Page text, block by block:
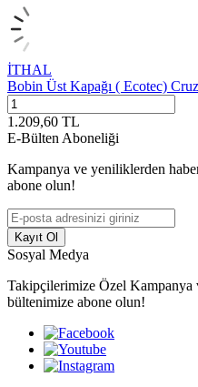
İTHAL
Bobin Üst Kapağı ( Ecotec)
1.209,60 TL
E-Bülten Aboneliği
Kampanya ve yeniliklerden
abone olun!
Kayıt Ol
Sosyal Medya
Takipçilerimize Özel Kampanya
bültenimize abone olun!